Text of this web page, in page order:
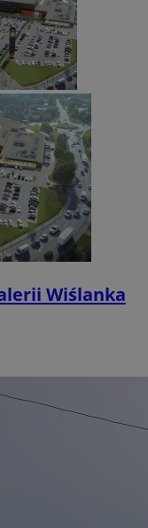
Wiślanka